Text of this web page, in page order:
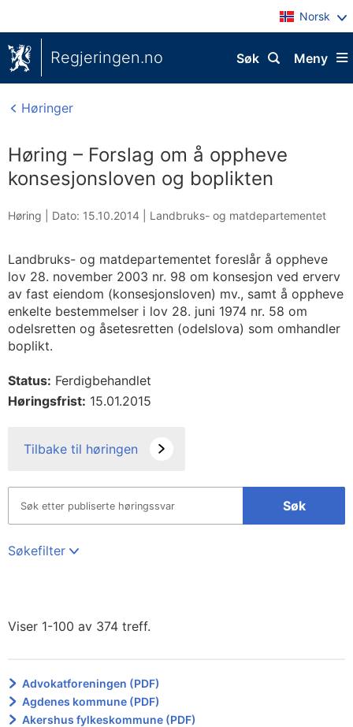
Norsk
Regjeringen.no Meny
Søk
Høringer
Høring – Forslag om å oppheve
konsesjonsloven og boplikten
Høring | Dato: 15.10.2014 Landbruks- og matdepartementet
Landbruks- og matdepartementet foreslår å oppheve
lov 28. november 2003 nr. 98 om konsesjon ved erverv
av fast eiendom (konsesjonsloven) mv., samt å oppheve
enkelte bestemmelser i lov 28. juni 1974 nr. 58 om
odelsretten og åsetesretten (odelslova) som omhandler
boplikt.
Status: Ferdigbehandlet
Høringsfrist: 15.01.2015
Tilbake til høringen
Søk
Søkefilter
Viser 1-100 av 374 treff.
Advokatforeningen (PDF)
Agdenes kommune (PDF)
Akershus fylkeskommune (PDF)